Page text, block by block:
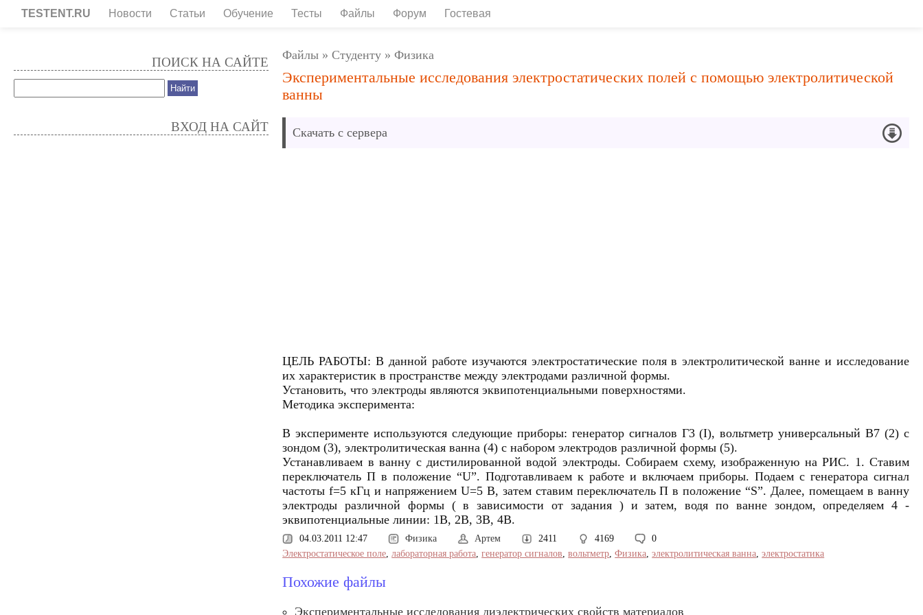
TESTENT.RU Новости Статьи Обучение Тесты Файлы Форум Гостевая
Файлы »Студенту »Физика
Экспериментальные исследования электростатических полей с помощью электролитической
ванны
Скачать с сервера
ЦЕЛЬ РАБОТЫ: В данной работе изучаются электростатические поля в электролитической ванне и исследование
их характеристик в пространстве между электродами различной формы.
Установить, что электроды являются эквипотенциальными поверхностями.
Методика эксперимента:
В эксперименте используются следующие приборы: генератор сигналов Г3 (I), вольтметр универсальный B7 (2) c
зондом (3), электролитическая ванна (4) с набором электродов различной формы (5).
Устанавливаем в ванну с дистилированной водой электроды. Собираем схему, изображенную на РИС. 1. Ставим
переключатель П в положение “U”. Подготавливаем к работе и включаем приборы. Подаем с генератора сигнал
частоты f=5 кГц и напряжением U=5 В, затем ставим переключатель П в положение “S”. Далее, помещаем в ванну
электроды различной формы ( в зависимости от задания ) и затем, водя по ванне зондом, определяем 4 -
эквипотенциальные линии: 1B, 2B, 3B, 4B.
04.03.2011 12:47 Физика Артем 2411 4169
0
Электростатическое поле,лабораторная работа,генератор сигналов,вольтметр,Физика,электролитическая ванна,электростатика
Похожие файлы
Экспериментальные исследования диэлектрических свойств материалов
ПОИСК НА САЙТЕ
ВХОД НА САЙТ